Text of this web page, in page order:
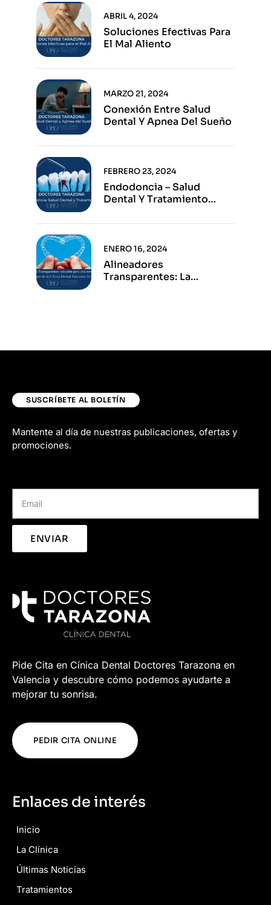
Soluciones Efectivas Para
El Mal Aliento
ABRIL 4, 2024
Conexión Entre Salud
Dental Y Apnea Del Sueño
MARZO 21, 2024
Endodoncia – Salud
Dental Y Tratamiento
FEBRERO 23, 2024
Alineadores
Transparentes: La
ENERO 16, 2024
SUSCRÍBETE AL BOLETÍN
Mantente al día de nuestras publicaciones, ofertas y
promociones.
ENVIAR
Pide Cita en Cínica Dental Doctores Tarazona en
Valencia y descubre cómo podemos ayudarte a
mejorar tu sonrisa.
PEDIR CITA ONLINE
Enlaces de interés
Inicio
La Clínica
Últimas Noticias
Tratamientos